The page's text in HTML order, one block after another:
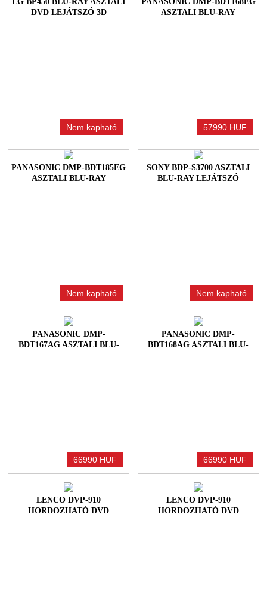
DVD LEJÁTSZÓ 3D
Nem kapható
ASZTALI BLU-RAY
57990 HUF
PANASONIC DMP-BDT185EG
ASZTALI BLU-RAY
Nem kapható
SONY BDP-S3700 ASZTALI
BLU-RAY LEJÁTSZÓ
Nem kapható
PANASONIC DMP-
BDT167AG ASZTALI BLU-
66990 HUF
PANASONIC DMP-
BDT168AG ASZTALI BLU-
66990 HUF
LENCO DVP-910
HORDOZHATÓ DVD
LENCO DVP-910
HORDOZHATÓ DVD